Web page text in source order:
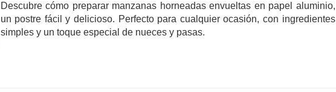
Descubre cómo preparar manzanas horneadas envueltas en papel aluminio,
un postre fácil y delicioso. Perfecto para cualquier ocasión, con ingredientes
simples y un toque especial de nueces y pasas.